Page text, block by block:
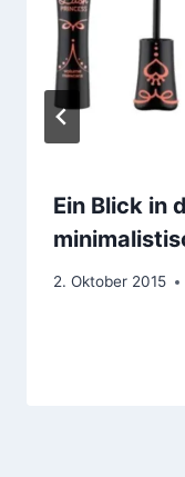
Ein Blick in
2. Oktober 2015